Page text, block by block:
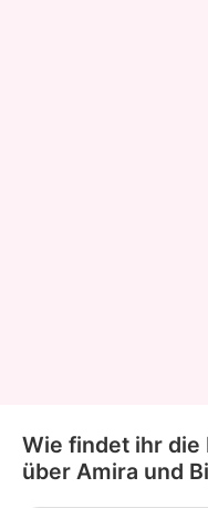
Wie findet ihr die
über Amira und